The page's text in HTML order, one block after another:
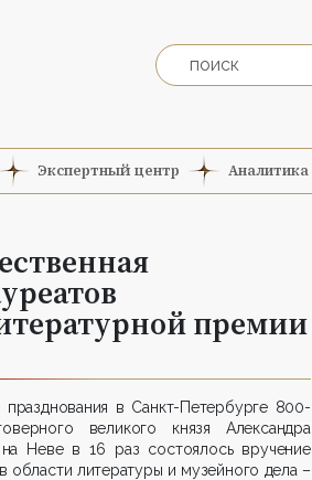
Экспертный центр Аналитика
премии
празднования в Санкт-Петербурге 800-
великого князя Александра
Неве в 16 раз состоялось вручение
области литературы и музейного дела –